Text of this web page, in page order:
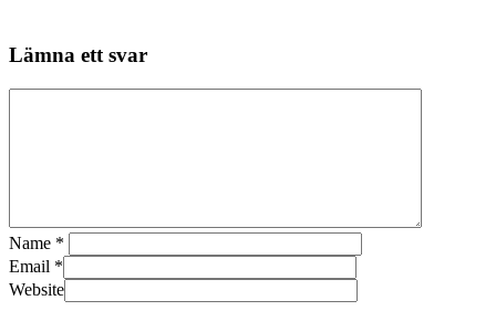
Lämna ett svar
Name *
Email *
Website